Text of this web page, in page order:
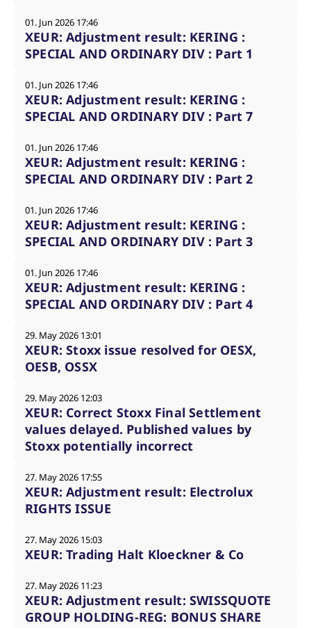
01. Jun 2026 17:46
XEUR: Adjustment result: KERING :
SPECIAL AND ORDINARY DIV : Part 1
01. Jun 2026 17:46
XEUR: Adjustment result: KERING :
SPECIAL AND ORDINARY DIV : Part 7
01. Jun 2026 17:46
XEUR: Adjustment result: KERING :
SPECIAL AND ORDINARY DIV : Part 2
01. Jun 2026 17:46
XEUR: Adjustment result: KERING :
SPECIAL AND ORDINARY DIV : Part 3
01. Jun 2026 17:46
XEUR: Adjustment result: KERING :
SPECIAL AND ORDINARY DIV : Part 4
29. May 2026 13:01
XEUR: Stoxx issue resolved for OESX,
OESB, OSSX
29. May 2026 12:03
XEUR: Correct Stoxx Final Settlement
values delayed. Published values by
Stoxx potentially incorrect
27. May 2026 17:55
XEUR: Adjustment result: Electrolux
RIGHTS ISSUE
27. May 2026 15:03
XEUR: Trading Halt Kloeckner & Co
27. May 2026 11:23
XEUR: Adjustment result: SWISSQUOTE
GROUP HOLDING-REG: BONUS SHARE